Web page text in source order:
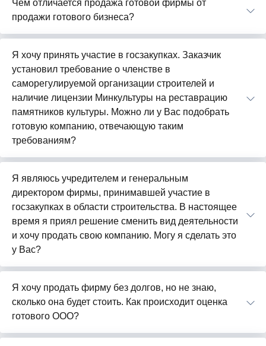
Чем отличается продажа готовой фирмы от
продажи готового бизнеса?
Я хочу принять участие в госзакупках. Заказчик
установил требование о членстве в
саморегулируемой организации строителей и
наличие лицензии Минкультуры на реставрацию
памятников культуры. Можно ли у Вас подобрать
готовую компанию, отвечающую таким
требованиям?
Я являюсь учредителем и генеральным
директором фирмы, принимавшей участие в
госзакупках в области строительства. В настоящее
время я приял решение сменить вид деятельности
и хочу продать свою компанию. Могу я сделать это
у Вас?
Я хочу продать фирму без долгов, но не знаю,
сколько она будет стоить. Как происходит оценка
готового ООО?